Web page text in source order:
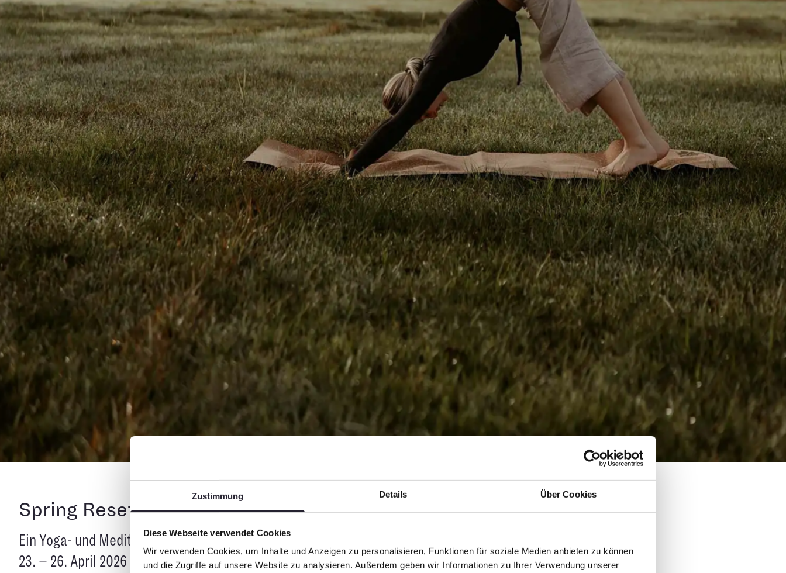
Zustimmung Details Über Cookies
Diese Webseite verwendet Cookies
Wir verwenden Cookies, um Inhalte und Anzeigen zu personalisieren, Funktionen für soziale Medien anbieten zu können
und die Zugriffe auf unsere Website zu analysieren. Außerdem geben wir Informationen zu Ihrer Verwendung unserer
Spring Reset Retreat im Chiemgau
Ein Yoga- und Meditationsretreat mit Private-Spa
23. – 26. April 2026 | 3 Nächte